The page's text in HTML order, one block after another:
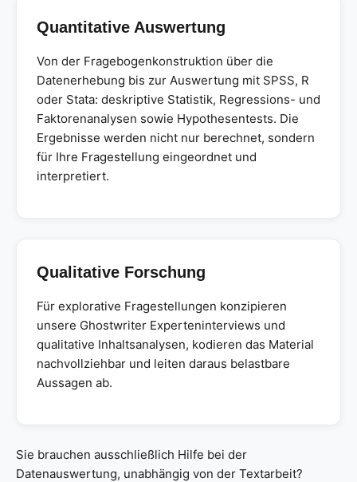
Quantitative Auswertung
Von der Fragebogenkonstruktion über die
Datenerhebung bis zur Auswertung mit SPSS, R
oder Stata: deskriptive Statistik, Regressions- und
Faktorenanalysen sowie Hypothesentests. Die
Ergebnisse werden nicht nur berechnet, sondern
für Ihre Fragestellung eingeordnet und
interpretiert.
Qualitative Forschung
Für explorative Fragestellungen konzipieren
unsere Ghostwriter Experteninterviews und
qualitative Inhaltsanalysen, kodieren das Material
nachvollziehbar und leiten daraus belastbare
Aussagen ab.
Sie brauchen ausschließlich Hilfe bei der
Datenauswertung, unabhängig von der Textarbeit?